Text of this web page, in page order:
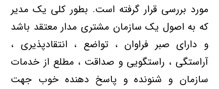
مورد بررسی قرار گرفته است. بطور کلی یک مدیر
که به اصول یک سازمان مشتری مدار معتقد باشد
و دارای صبر فراوان ، تواضع ، انتقادپذیری ،
آراستگی ، راستگویی و صداقت ، مطلع از خدمات
سازمان و شنونده و پاسخ دهنده خوب جهت